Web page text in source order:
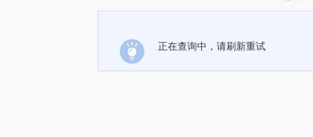
正在查询中，请刷新重试